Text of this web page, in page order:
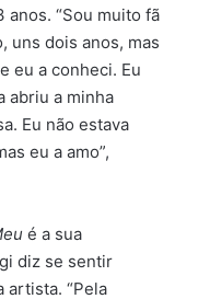
anos. “Sou muito fã
uns dois anos, mas
eu a conheci. Eu
abriu a minha
Eu não estava
eu a amo”,
é a sua
diz se sentir
“Pela